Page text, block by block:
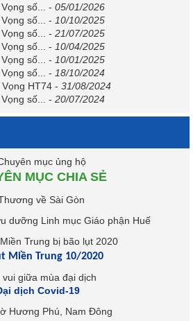
số...
- 05/01/2026
số...
- 10/10/2025
số...
- 21/07/2025
số...
- 10/04/2025
số...
- 10/01/2025
số...
- 18/10/2024
HT74 - 31/08/2024
số...
- 20/07/2024
MỤC CHIA SẺ
Miền Trung 10/2020
dịch Covid-19